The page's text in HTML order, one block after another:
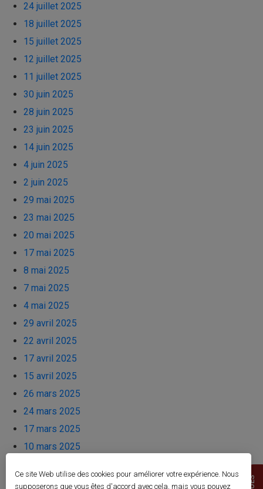
24 juillet 2025
18 juillet 2025
15 juillet 2025
12 juillet 2025
11 juillet 2025
30 juin 2025
28 juin 2025
23 juin 2025
14 juin 2025
4 juin 2025
2 juin 2025
29 mai 2025
23 mai 2025
20 mai 2025
17 mai 2025
8 mai 2025
7 mai 2025
4 mai 2025
29 avril 2025
22 avril 2025
17 avril 2025
15 avril 2025
26 mars 2025
24 mars 2025
17 mars 2025
10 mars 2025
Ce site Web utilise des cookies pour améliorer votre expérience. Nous
supposerons que vous êtes d'accord avec cela, mais vous pouvez